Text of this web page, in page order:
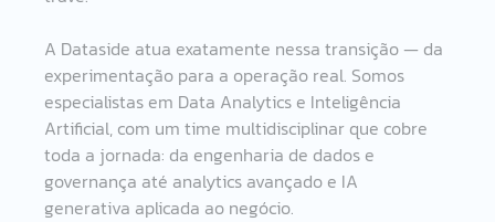
A Dataside atua exatamente nessa transição — da
experimentação para a operação real. Somos
especialistas em Data Analytics e Inteligência
Artificial, com um time multidisciplinar que cobre
toda a jornada: da engenharia de dados e
governança até analytics avançado e IA
generativa aplicada ao negócio.